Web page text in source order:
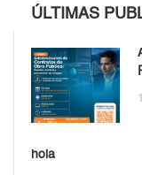
ÚLTIMAS
hola